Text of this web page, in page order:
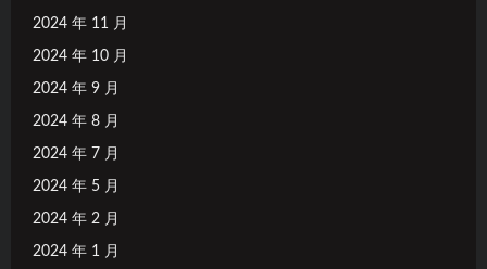
2024 年 11 月
2024 年 10 月
2024 年 9 月
2024 年 8 月
2024 年 7 月
2024 年 5 月
2024 年 2 月
2024 年 1 月